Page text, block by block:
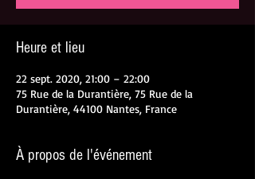
Heure et lieu
22 sept. 2020, 21:00 – 22:00
75 Rue de la Durantière, 75 Rue de la
Durantière, 44100 Nantes, France
À propos de l'événement